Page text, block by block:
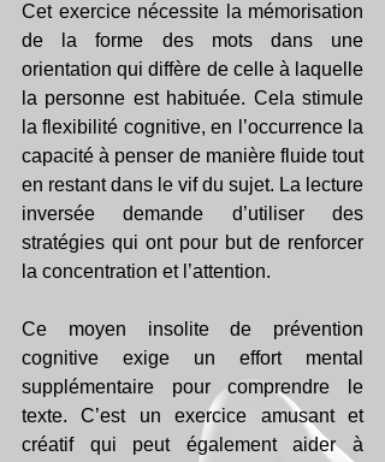
Cet exercice nécessite la mémorisation
de la forme des mots dans une
orientation qui diffère de celle à laquelle
la personne est habituée. Cela stimule
la flexibilité cognitive, en l’occurrence la
capacité à penser de manière fluide tout
en restant dans le vif du sujet. La lecture
inversée demande d’utiliser des
stratégies qui ont pour but de renforcer
la concentration et l’attention.
Ce moyen insolite de prévention
cognitive exige un effort mental
supplémentaire pour comprendre le
texte. C’est un exercice amusant et
créatif qui peut également aider à